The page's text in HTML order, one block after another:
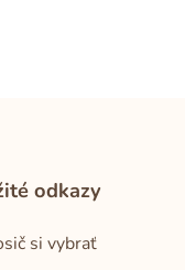
odkazy
si vybrať